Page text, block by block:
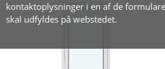
kontaktoplysninger i en af de
skal udfyldes på webstedet.